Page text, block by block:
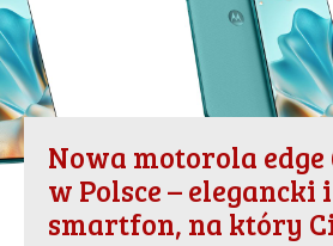
Nowa motorola
w Polsce –
smartfon, na który